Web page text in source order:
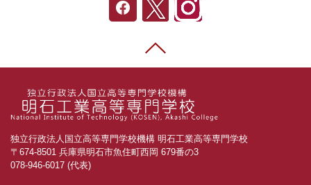
独立行政法人国立高等専門学校機構 明石工業高等専門学校
〒674-8501 兵庫県明石市魚住町西岡 679番の3
078-946-6017 (代表)